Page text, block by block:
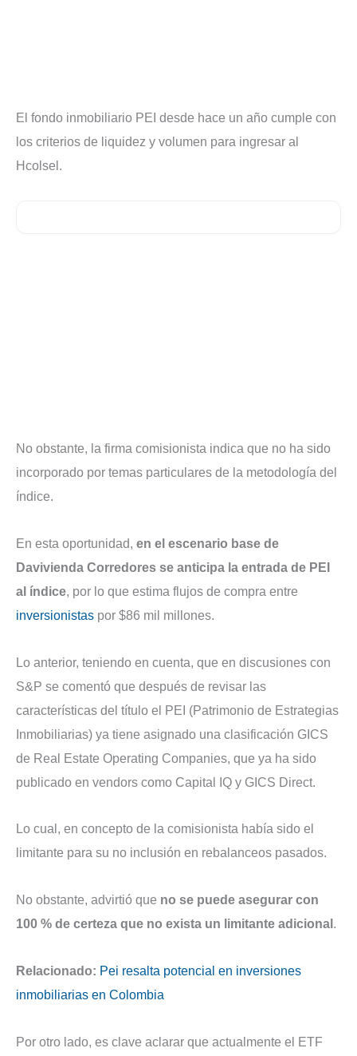
El fondo inmobiliario PEI desde hace un año cumple con
los criterios de liquidez y volumen para ingresar al
Hcolsel.
No obstante, la firma comisionista indica que no ha sido
incorporado por temas particulares de la metodología del
índice.
En esta oportunidad, en el escenario base de
Davivienda Corredores se anticipa la entrada de PEI
al índice, por lo que estima flujos de compra entre
inversionistas por $86 mil millones.
Lo anterior, teniendo en cuenta, que en discusiones con
S&P se comentó que después de revisar las
características del título el PEI (Patrimonio de Estrategias
Inmobiliarias) ya tiene asignado una clasificación GICS
de Real Estate Operating Companies, que ya ha sido
publicado en vendors como Capital IQ y GICS Direct.
Lo cual, en concepto de la comisionista había sido el
limitante para su no inclusión en rebalanceos pasados.
No obstante, advirtió que no se puede asegurar con
100 % de certeza que no exista un limitante adicional .
Relacionado: Pei resalta potencial en inversiones
inmobiliarias en Colombia
Por otro lado, es clave aclarar que actualmente el ETF